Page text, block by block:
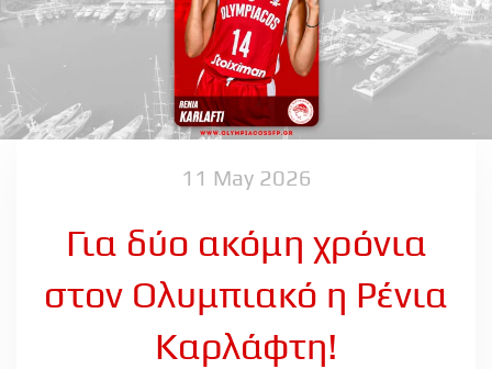
11 May 2026
Για δύο ακόμη χρόνια
στον Ολυμπιακό η Ρένια
Καρλάφτη!